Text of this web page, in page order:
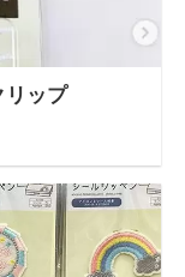
リップ